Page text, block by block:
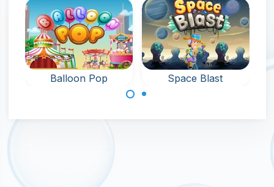
Balloon Pop
Explota globos y
Space Blast